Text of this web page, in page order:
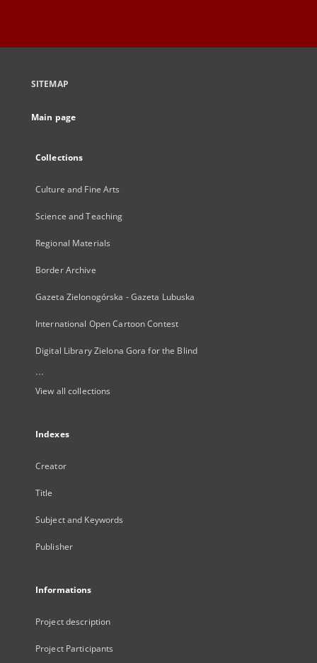
SITEMAP
Main page
Collections
Culture and Fine Arts
Science and Teaching
Regional Materials
Border Archive
Gazeta Zielonogórska - Gazeta Lubuska
International Open Cartoon Contest
Digital Library Zielona Gora for the Blind
...
View all collections
Indexes
Creator
Title
Subject and Keywords
Publisher
Informations
Project description
Project Participants